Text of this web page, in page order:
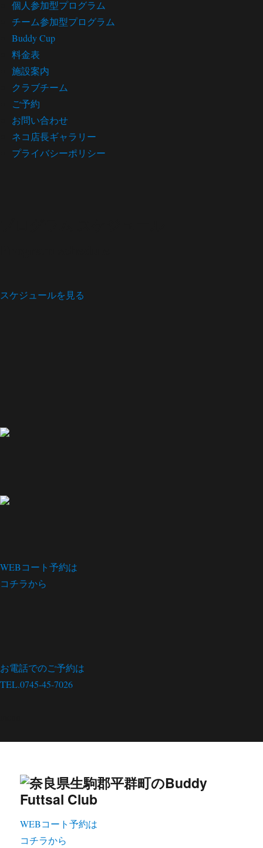
個人参加型プログラム
チーム参加型プログラム
Buddy Cup
料金表
施設案内
クラブチーム
ご予約
お問い合わせ
ネコ店長ギャラリー
プライバシーポリシー
スケジュールを見る
WEBコート予約は
コチラから
お電話でのご予約は
TEL.0745-45-7026
WEBコート予約は
コチラから